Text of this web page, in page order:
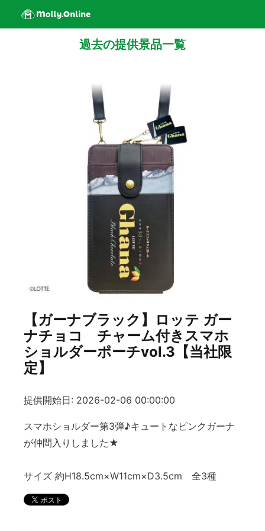
過去の提供景品一覧
【ガーナブラック】ロッテ ガー
ナチョコ チャーム付きスマホ
ショルダーポーチvol.3【当社限
定】
提供開始日: 2026-02-06 00:00:00
スマホショルダー第3弾♪キュートなピンクガーナ
が仲間入りしました★
サイズ 約H18.5cm×W11cm×D3.5cm 全3種